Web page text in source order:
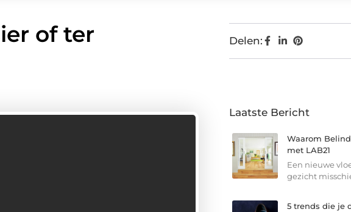
of ter
Delen:
Laatste Bericht
Waarom
met LAB21
Een nieuwe
gezicht
5 trends die je